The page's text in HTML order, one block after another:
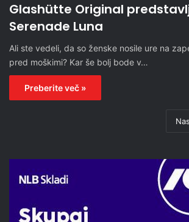
Glashütte Original
Serenade Luna
Ali ste vedeli, da so ženske nosile ure na
pred moškimi? Kar še bolj bode v…
Preberite več »